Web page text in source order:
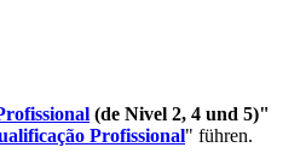
(de Nivel 2, 4 und 5)"
Profissional" führen.